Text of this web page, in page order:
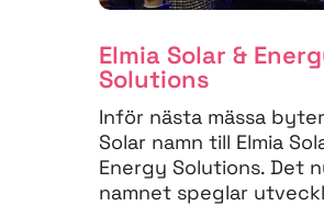
Elmia Solar &
Solutions
Inför nästa mässa
Solar namn till Elmia
Energy Solutions. Det
namnet speglar